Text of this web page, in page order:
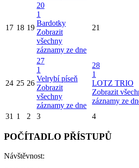
17 18 19
20
1
Bardotky
Zobrazit
všechny
záznamy ze dne
21
24 25 26
27
1
Velrybí píseň
Zobrazit
všechny
záznamy ze dne
28
1
LOTZ TRIO
Zobrazit
záznamy ze
31 1 2 3 4
POČÍTADLO PŘÍSTUPŮ
Návštěvnost: